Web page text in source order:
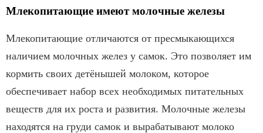
Млекопитающие имеют молочные железы
Млекопитающие отличаются от пресмыкающихся
наличием молочных желез у самок. Это позволяет им
кормить своих детёнышей молоком, которое
обеспечивает набор всех необходимых питательных
веществ для их роста и развития. Молочные железы
находятся на груди самок и вырабатывают молоко